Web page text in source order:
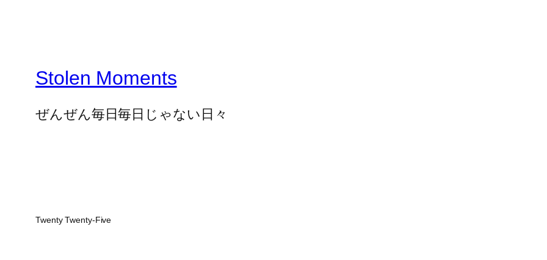
Stolen Moments
ぜんぜん毎日毎日じゃない日々
Twenty Twenty-Five